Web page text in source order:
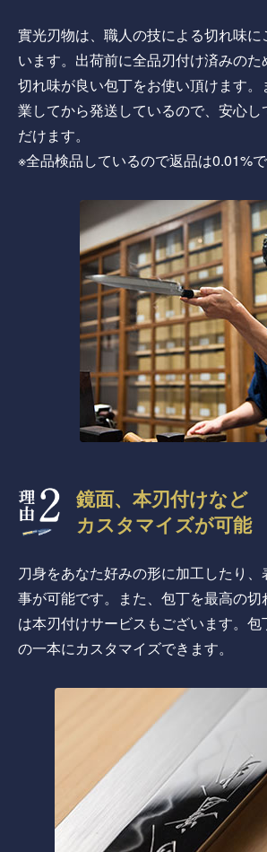
實光刃物は、職人の技による切れ味に
います。出荷前に全品刃付け済みの
切れ味が良い包丁をお使い頂けます
業してから発送しているので、安心し
だけます。
※全品検品しているので返品は0.01%で
鏡面、本刃付けなど
カスタマイズが可能
刀身をあなた好みの形に加工したり
事が可能です。また、包丁を最高の
は本刃付けサービスもございます。
の一本にカスタマイズできます。